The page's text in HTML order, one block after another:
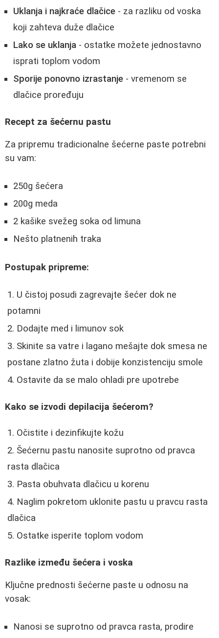
Uklanja i najkraće dlačice - za razliku od voska
koji zahteva duže dlačice
Lako se uklanja - ostatke možete jednostavno
isprati toplom vodom
Sporije ponovno izrastanje - vremenom se
dlačice proređuju
Recept za šećernu pastu
Za pripremu tradicionalne šećerne paste potrebni
su vam:
250g šećera
200g meda
2 kašike svežeg soka od limuna
Nešto platnenih traka
Postupak pripreme:
U čistoj posudi zagrevajte šećer dok ne
potamni
Dodajte med i limunov sok
Skinite sa vatre i lagano mešajte dok smesa ne
postane zlatno žuta i dobije konzistenciju smole
Ostavite da se malo ohladi pre upotrebe
Kako se izvodi depilacija šećerom?
Očistite i dezinfikujte kožu
Šećernu pastu nanosite suprotno od pravca
rasta dlačica
Pasta obuhvata dlačicu u korenu
Naglim pokretom uklonite pastu u pravcu rasta
dlačica
Ostatke isperite toplom vodom
Razlike između šećera i voska
Ključne prednosti šećerne paste u odnosu na
vosak:
Nanosi se suprotno od pravca rasta, prodire